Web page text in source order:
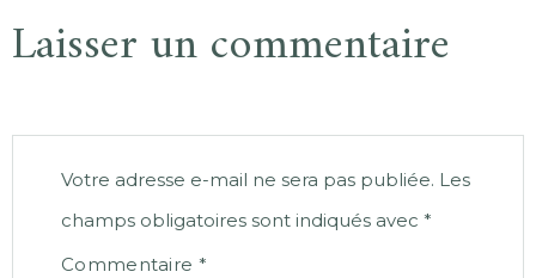
Laisser un commentaire
Votre adresse e-mail ne sera pas publiée. Les
champs obligatoires sont indiqués avec *
Commentaire *